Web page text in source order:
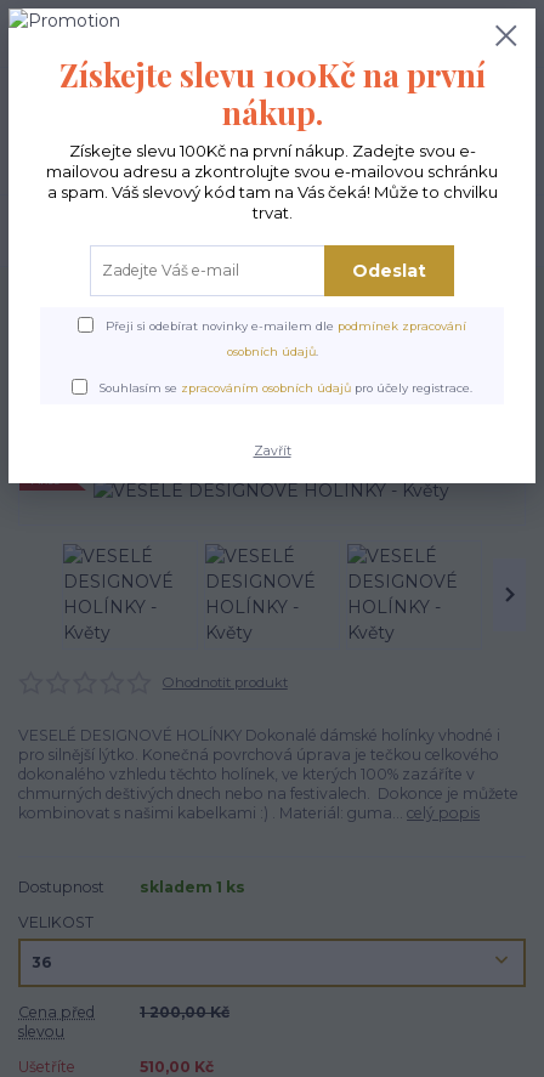
0,00 Kč
Úvod POSLEDNÍ KUSY VESELÉ DESIGNOVÉ HOLÍNKY - Květy
VESELÉ DESIGNOVÉ
HOLÍNKY - Květy
Ohodnotit produkt
VESELÉ DESIGNOVÉ HOLÍNKY Dokonalé dámské holínky vhodné i
pro silnější lýtko. Konečná povrchová úprava je tečkou celkového
dokonalého vzhledu těchto holínek, ve kterých 100% zazáříte v
chmurných deštivých dnech nebo na festivalech. Dokonce je můžete
kombinovat s našimi kabelkami :) . Materiál: guma... celý popis
Dostupnost
skladem 1 ks
VELIKOST
Cena před
slevou
1 200,00 Kč
Ušetříte 510,00 Kč
Získejte slevu 100Kč na první
nákup.
Získejte slevu 100Kč na první nákup. Zadejte svou e-
mailovou adresu a zkontrolujte svou e-mailovou schránku
a spam. Váš slevový kód tam na Vás čeká! Může to chvilku
trvat.
Odeslat
Přeji si odebírat novinky e-mailem dle podmínek zpracování
osobních údajů.
Souhlasím se zpracováním osobních údajů pro účely registrace.
Zavřít